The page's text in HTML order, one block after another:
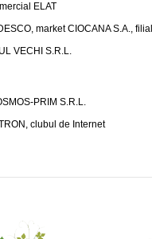
ELAT
market CIOCANA S.A.,
VECHI S.R.L.
PRIM S.R.L.
clubul de Internet